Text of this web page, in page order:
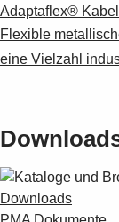
Adaptaflex®
Flexible
eine Vielzahl
Downloads